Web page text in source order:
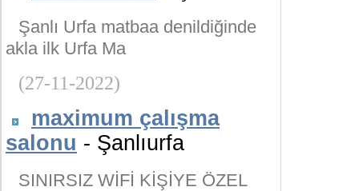
Şanlı Urfa matbaa denildiğinde
akla ilk Urfa Ma
(27-11-2022)
maximum çalışma
salonu - Şanlıurfa
SINIRSIZ WİFİ KİŞİYE ÖZEL